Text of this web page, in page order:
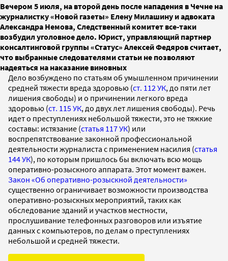
Вечером 5 июля, на второй день после нападения в Чечне на
журналистку «Новой газеты» Елену Милашину и адвоката
Александра Немова, Следственный комитет все-таки
возбудил уголовное дело. Юрист, управляющий партнер
консалтинговой группы «Статус» Алексей Федяров считает,
что выбранные следователями статьи не позволяют
надеяться на наказание виновных
Дело возбуждено по статьям об умышленном причинении
средней тяжести вреда здоровью (ст. 112 УК, до пяти лет
лишения свободы) и о причинении легкого вреда
здоровью (ст. 115 УК, до двух лет лишения свободы). Речь
идет о преступлениях небольшой тяжести, это не тяжкие
составы: истязание (статья 117 УК) или
воспрепятствование законной профессиональной
деятельности журналиста с применением насилия (статья
144 УК), по которым пришлось бы включать всю мощь
оперативно-розыскного аппарата. Этот момент важен.
Закон «Об оперативно-розыскной деятельности»
существенно ограничивает возможности производства
оперативно-розыскных мероприятий, таких как
обследование зданий и участков местности,
прослушивание телефонных разговоров или изъятие
данных с компьютеров, по делам о преступлениях
небольшой и средней тяжести.